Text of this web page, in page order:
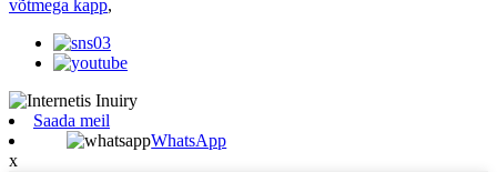
võtmega kapp,
Saada meil
WhatsApp
x